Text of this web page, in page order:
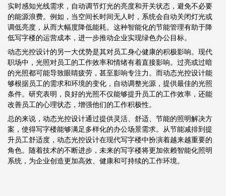
实时感知光线需求，自动调节灯光的亮度和开关状态，避免不必要
的能源浪费。例如，当空间长时间无人时，系统会自动关闭灯光或
调低亮度，从而大幅度降低能耗。这种智能化的节能管理有助于降
低写字楼的运营成本，进一步推动企业实现绿色办公目标。
动态光控设计的另一大优势是其对员工身心健康的积极影响。现代
职场中，光照对员工的工作效率和情绪有着直接影响。过亮或过暗
的光照都可能导致眼睛疲劳，甚至影响专注力。而动态光控设计能
够根据员工的需求和环境的变化，自动调整光源，提供最佳的光照
条件。研究表明，良好的光照不仅能够提升员工的工作效率，还能
改善员工的心理状态，增强他们的工作积极性。
总的来说，动态光控设计通过提供灵活、舒适、节能的照明解决方
案，使得写字楼能够满足多样化的办公场景需求。从节能减排到提
升员工舒适度，动态光控设计在现代写字楼中扮演着越来越重要的
角色。随着技术的不断进步，未来的写字楼将更加依赖智能化照明
系统，为企业创造更加高效、健康和可持续的工作环境。